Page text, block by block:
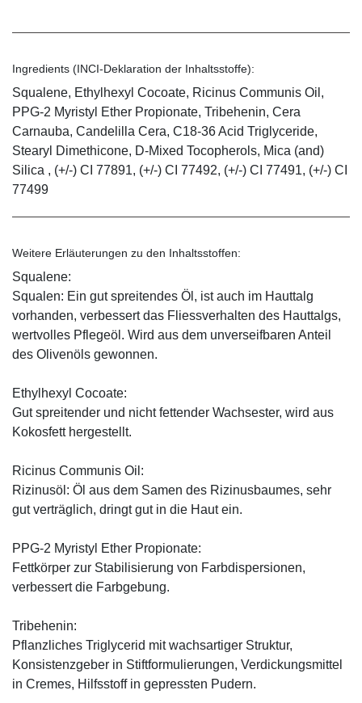
Ingredients (INCI-Deklaration der Inhaltsstoffe):
Squalene, Ethylhexyl Cocoate, Ricinus Communis Oil,
PPG-2 Myristyl Ether Propionate, Tribehenin, Cera
Carnauba, Candelilla Cera, C18-36 Acid Triglyceride,
Stearyl Dimethicone, D-Mixed Tocopherols, Mica (and)
Silica , (+/-) CI 77891, (+/-) CI 77492, (+/-) CI 77491, (+/-) CI
77499
Weitere Erläuterungen zu den Inhaltsstoffen:
Squalene:
Squalen: Ein gut spreitendes Öl, ist auch im Hauttalg
vorhanden, verbessert das Fliessverhalten des Hauttalgs,
wertvolles Pflegeöl. Wird aus dem unverseifbaren Anteil
des Olivenöls gewonnen.
Ethylhexyl Cocoate:
Gut spreitender und nicht fettender Wachsester, wird aus
Kokosfett hergestellt.
Ricinus Communis Oil:
Rizinusöl: Öl aus dem Samen des Rizinusbaumes, sehr
gut verträglich, dringt gut in die Haut ein.
PPG-2 Myristyl Ether Propionate:
Fettkörper zur Stabilisierung von Farbdispersionen,
verbessert die Farbgebung.
Tribehenin:
Pflanzliches Triglycerid mit wachsartiger Struktur,
Konsistenzgeber in Stiftformulierungen, Verdickungsmittel
in Cremes, Hilfsstoff in gepressten Pudern.